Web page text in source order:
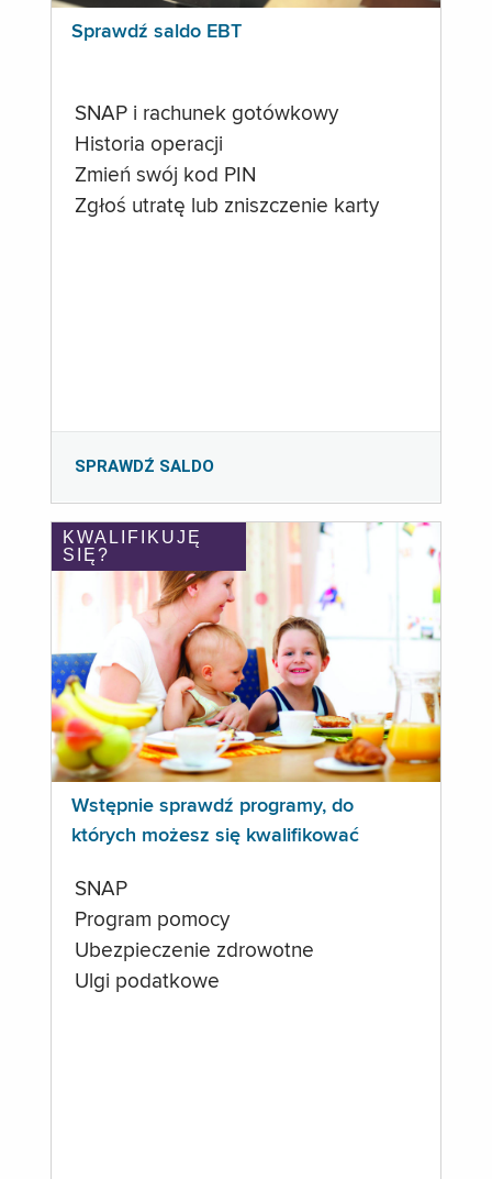
Sprawdź saldo EBT
SNAP i rachunek gotówkowy
Historia operacji
Zmień swój kod PIN
Zgłoś utratę lub zniszczenie karty
SPRAWDŹ SALDO
KWALIFIKUJĘ
SIĘ?
Wstępnie sprawdź programy, do
których możesz się kwalifikować
SNAP
Program pomocy
Ubezpieczenie zdrowotne
Ulgi podatkowe